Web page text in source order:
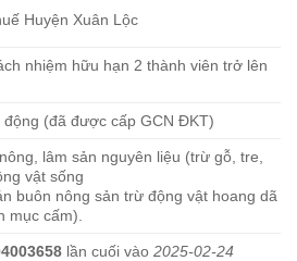
Huyện Xuân Lộc
nhiệm hữu hạn 2 thành viên trở lên
(đã được cấp GCN ĐKT)
lâm sản nguyên liệu (trừ gỗ, tre,
vật sống
buôn nông sản trừ động vật hoang dã
mục cấm).
lần cuối vào 2025-02-24